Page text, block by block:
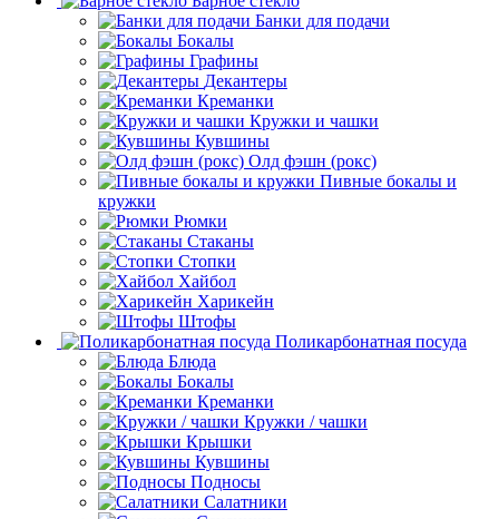
Банки для подачи
Бокалы
Графины
Декантеры
Креманки
Кружки и чашки
Кувшины
Олд фэшн (рокс)
Пивные бокалы и
кружки
Рюмки
Стаканы
Стопки
Хайбол
Харикейн
Штофы
Поликарбонатная посуда
Блюда
Бокалы
Креманки
Кружки / чашки
Крышки
Кувшины
Подносы
Салатники